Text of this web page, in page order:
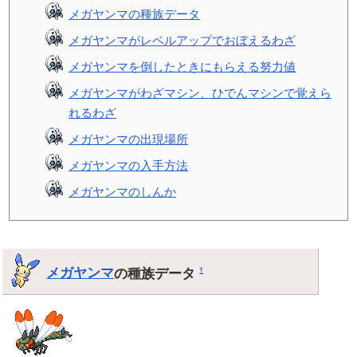
メガヤンマの種族データ
メガヤンマがレベルアップでおぼえるわざ
メガヤンマを倒したときにもらえる努力値
メガヤンマがわざマシン、ひでんマシンで覚えら
れるわざ
メガヤンマの出現場所
メガヤンマの入手方法
メガヤンマのしんか
メガヤンマの種族データ†